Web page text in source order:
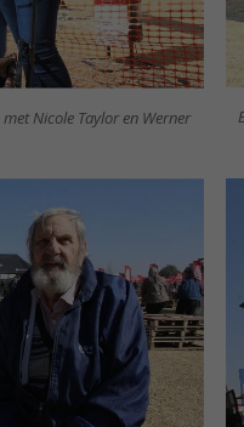
Nicole Taylor en Werner